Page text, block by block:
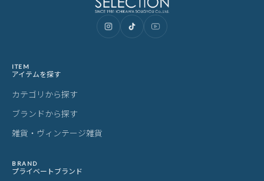
ITEM
アイテムを探す
カテゴリから探す
ブランドから探す
雑貨・ヴィンテージ雑貨
BRAND
プライベートブランド